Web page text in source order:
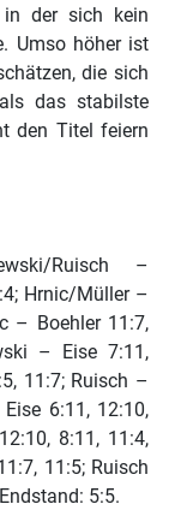
in der sich kein
Umso höher ist
die sich
das stabilste
den Titel feiern
Ruisch –
Hrnic/Müller –
– Boehler 11:7,
– Eise 7:11,
11:7; Ruisch –
6:11, 12:10,
8:11, 11:4,
11:5; Ruisch
5:5.